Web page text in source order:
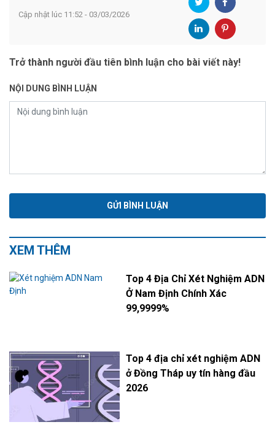
Cập nhật lúc 11:52 - 03/03/2026
Trở thành người đầu tiên bình luận cho bài viết này!
NỘI DUNG BÌNH LUẬN
XEM THÊM
Top 4 Địa Chỉ Xét Nghiệm ADN
Ở Nam Định Chính Xác
99,9999%
Top 4 địa chỉ xét nghiệm ADN
ở Đồng Tháp uy tín hàng đầu
2026